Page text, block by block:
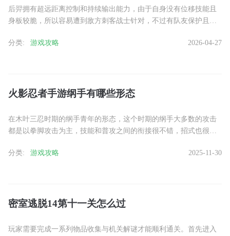
后羿拥有超远距离控制和持续输出能力，由于自身没有位移技能且
身板较脆，所以容易遭到敌方刺客战士针对，不过有队友保护且发
击：普......
分类: 游戏攻略 2026-04-27
火影忍者手游纲手有哪些形态
在木叶三忍时期的纲手青年的形态，这个时期的纲手大多数的攻击
都是以拳脚攻击为主，技能和普攻之间的衔接很不错，招式也很有
奥义......
分类: 游戏攻略 2025-11-30
密室逃脱14第十一关怎么过
玩家需要完成一系列物品收集与机关解谜才能顺利通关。首先进入